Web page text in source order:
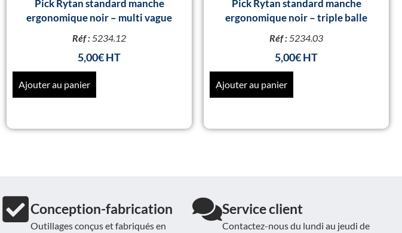
Pick Rytan standard manche
ergonomique noir – multi vague
Réf : 5234.12
5,00€
Ajouter au panier
Pick Rytan standard manche
ergonomique noir – triple balle
Réf : 5234.03
5,00€
Ajouter au panier
Conception-fabrication
Outillages conçus et fabriqués en
Service client
Contactez-nous du lundi au jeudi de